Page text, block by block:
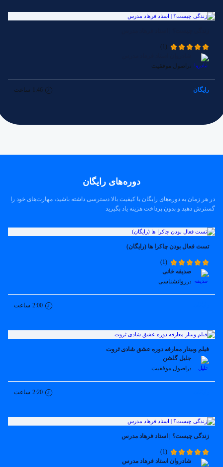
(1)
در اصول موفقیت
رایگان 1:46 ساعت
دوره‌های رایگان
در هر زمان به دوره‌های رایگان با کیفیت بالا دسترسی داشته باشید، مهارت‌های خود را
گسترش دهید و بدون پرداخت هزینه یاد بگیرید
تست فعال بودن چاکرا ها (رایگان)
(1)
صدیقه خانی
در روانشناسی
2:00 ساعت
فیلم وبینار معارفه دوره عشق شادی ثروت
جلیل گلشن
در اصول موفقیت
2:20 ساعت
زندگی چیست؟ | استاد فرهاد مدرس
(1)
شادروان استاد فرهاد مدرس